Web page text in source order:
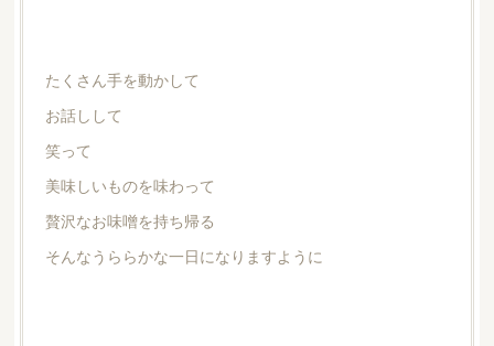
たくさん手を動かして
お話しして
笑って
美味しいものを味わって
贅沢なお味噌を持ち帰る
そんなうららかな一日になりますように